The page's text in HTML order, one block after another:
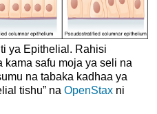
ya Epithelial. Rahisi
safu moja ya seli na
na tabaka kadhaa ya
tishu” na OpenStaxni